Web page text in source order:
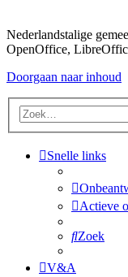
Nederlandstalige
OpenOffice,
Doorgaan naar inhoud
Snelle links
Actieve
Zoek
V&A